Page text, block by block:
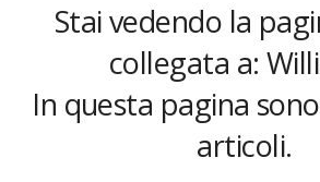
Stai vedendo la
collegata a:
In questa pagina
articoli.